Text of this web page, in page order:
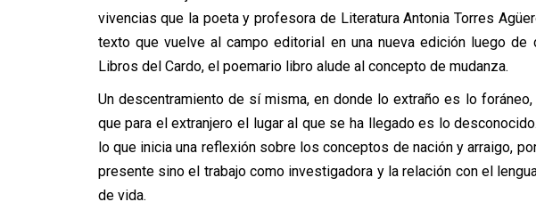
vivencias que la poeta y profesora de Literatura Antonia Torres
texto que vuelve al campo editorial en una nueva edición luego de
Libros del Cardo, el poemario libro alude al concepto de mudanza.
Un descentramiento de sí misma, en donde lo extraño es lo
que para el extranjero el lugar al que se ha llegado es lo
lo que inicia una reflexión sobre los conceptos de nación y arraigo,
presente sino el trabajo como investigadora y la relación con el
de vida.